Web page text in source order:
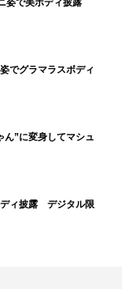
でグラマラスボディ
”に変身してマシュ
ディ披露 デジタル限